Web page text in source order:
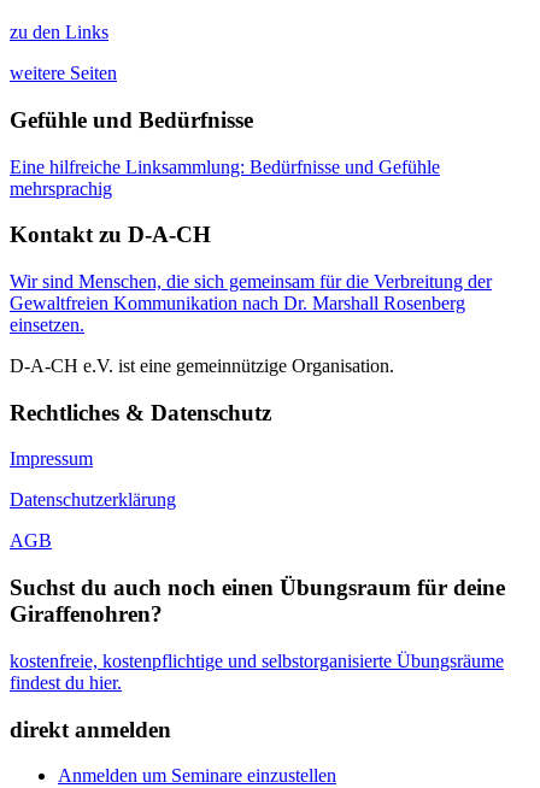
zu den Links
weitere Seiten
Gefühle und Bedürfnisse
Eine hilfreiche Linksammlung: Bedürfnisse und Gefühle
mehrsprachig
Kontakt zu D-A-CH
Wir sind Menschen, die sich gemeinsam für die Verbreitung der
Gewaltfreien Kommunikation nach Dr. Marshall Rosenberg
einsetzen.
D-A-CH e.V. ist eine gemeinnützige Organisation.
Rechtliches & Datenschutz
Impressum
Datenschutzerklärung
AGB
Suchst du auch noch einen Übungsraum für deine
Giraffenohren?
kostenfreie, kostenpflichtige und selbstorganisierte Übungsräume
findest du hier.
direkt anmelden
Anmelden um Seminare einzustellen